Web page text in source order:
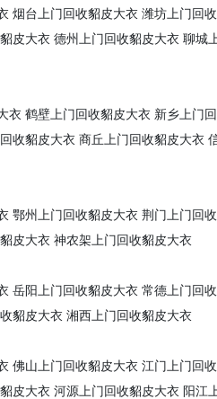
烟台上门回收貂皮大衣 潍坊上门回
皮大衣 德州上门回收貂皮大衣 聊城
衣 鹤壁上门回收貂皮大衣 新乡上门
收貂皮大衣 商丘上门回收貂皮大衣
鄂州上门回收貂皮大衣 荆门上门回
皮大衣 神农架上门回收貂皮大衣
岳阳上门回收貂皮大衣 常德上门回
貂皮大衣 湘西上门回收貂皮大衣
佛山上门回收貂皮大衣 江门上门回
皮大衣 河源上门回收貂皮大衣 阳江